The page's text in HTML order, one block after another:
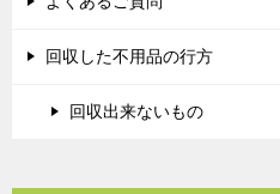
回収した不用品の行方
回収出来ないもの